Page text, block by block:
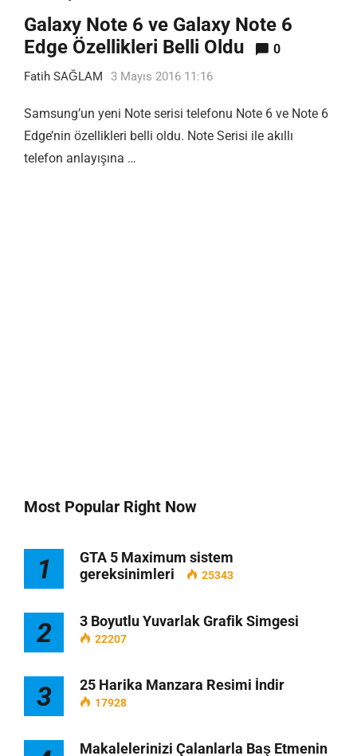
Galaxy Note 6 ve Galaxy Note 6
Edge Özellikleri Belli Oldu
0
Fatih SAĞLAM 3 Mayıs 2016 11:16
Samsung’un yeni Note serisi telefonu Note 6 ve Note 6
Edge’nin özellikleri belli oldu. Note Serisi ile akıllı
telefon anlayışına …
Most Popular Right Now
1
GTA 5 Maximum sistem
gereksinimleri
25343
2 3 Boyutlu Yuvarlak Grafik Simgesi
22207
3 25 Harika Manzara Resimi İndir
17928
Makalelerinizi Çalanlarla Baş Etmenin